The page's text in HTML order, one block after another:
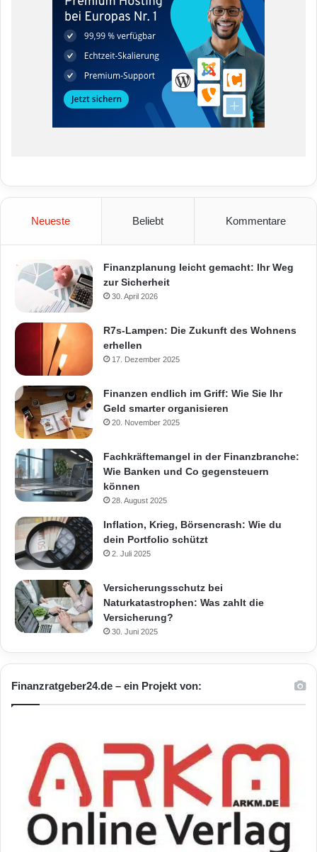
Neueste Beliebt Kommentare
Finanzplanung leicht gemacht: Ihr Weg
zur Sicherheit
30. April 2026
R7s-Lampen: Die Zukunft des Wohnens
erhellen
17. Dezember 2025
Finanzen endlich im Griff: Wie Sie Ihr
Geld smarter organisieren
20. November 2025
Fachkräftemangel in der Finanzbranche:
Wie Banken und Co gegensteuern
können
28. August 2025
Inflation, Krieg, Börsencrash: Wie du
dein Portfolio schützt
2. Juli 2025
Versicherungsschutz bei
Naturkatastrophen: Was zahlt die
Versicherung?
30. Juni 2025
Finanzratgeber24.de – ein Projekt von: